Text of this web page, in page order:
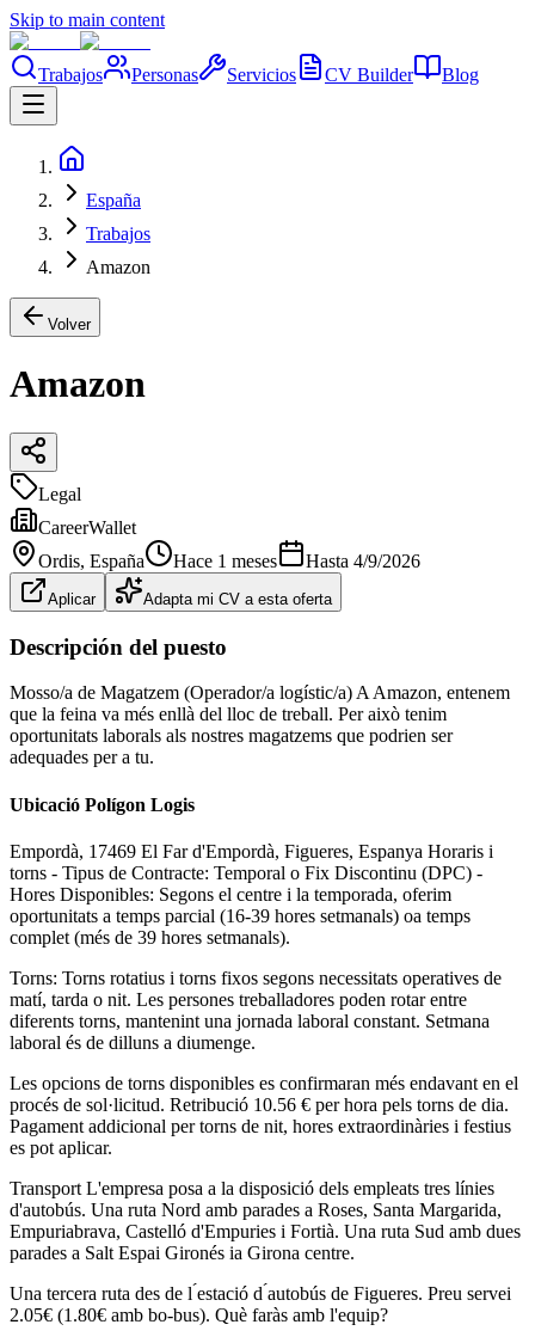
Skip to main content
Trabajos Personas Servicios CV Builder Blog
España
Trabajos
Amazon
Volver
Amazon
Legal
CareerWallet
Ordis, España Hace 1 meses Hasta 4/9/2026
Aplicar Adapta mi CV a esta oferta
Descripción del puesto
Mosso/a de Magatzem (Operador/a logístic/a) A Amazon, entenem
que la feina va més enllà del lloc de treball. Per això tenim
oportunitats laborals als nostres magatzems que podrien ser
adequades per a tu.
Ubicació Polígon Logis
Empordà, 17469 El Far d'Empordà, Figueres, Espanya Horaris i
torns - Tipus de Contracte: Temporal o Fix Discontinu (DPC) -
Hores Disponibles: Segons el centre i la temporada, oferim
oportunitats a temps parcial (16-39 hores setmanals) oa temps
complet (més de 39 hores setmanals).
Torns: Torns rotatius i torns fixos segons necessitats operatives de
matí, tarda o nit. Les persones treballadores poden rotar entre
diferents torns, mantenint una jornada laboral constant. Setmana
laboral és de dilluns a diumenge.
Les opcions de torns disponibles es confirmaran més endavant en el
procés de sol·licitud. Retribució 10.56 € per hora pels torns de dia.
Pagament addicional per torns de nit, hores extraordinàries i festius
es pot aplicar.
Transport L'empresa posa a la disposició dels empleats tres línies
d'autobús. Una ruta Nord amb parades a Roses, Santa Margarida,
Empuriabrava, Castelló d'Empuries i Fortià. Una ruta Sud amb dues
parades a Salt Espai Gironés ia Girona centre.
Una tercera ruta des de l ́estació d ́autobús de Figueres. Preu servei
2.05€ (1.80€ amb bo-bus). Què faràs amb l'equip?